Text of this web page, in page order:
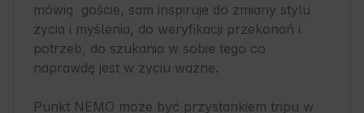
mówią  goście, sam inspiruje do zmiany stylu
życia i myślenia, do weryfikacji przekonań i
potrzeb, do szukania w sobie tego co
naprawdę jest w życiu ważne.
Punkt NEMO może być przystankiem tripu w